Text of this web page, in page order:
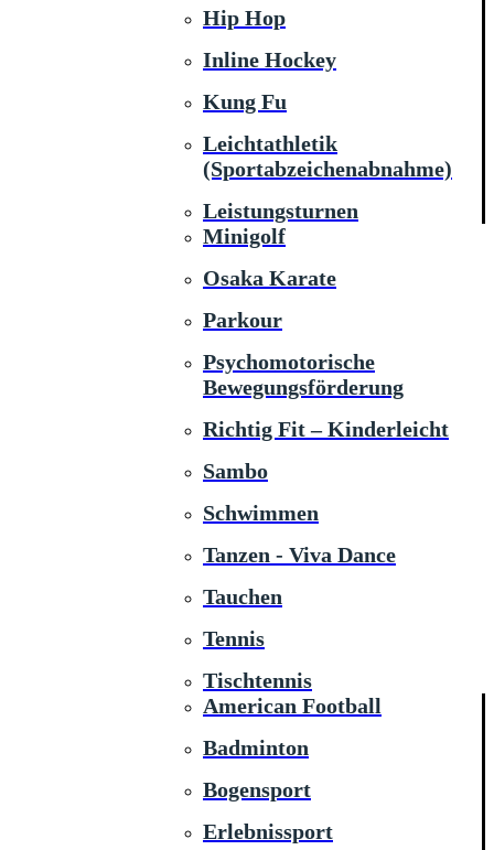
Hip Hop
Inline Hockey
Kung Fu
Leichtathletik
(Sportabzeichenabnahme)
Leistungsturnen
Minigolf
Osaka Karate
Parkour
Psychomotorische
Bewegungsförderung
Richtig Fit – Kinderleicht
Sambo
Schwimmen
Tanzen - Viva Dance
Tauchen
Tennis
Tischtennis
American Football
Badminton
Bogensport
Erlebnissport